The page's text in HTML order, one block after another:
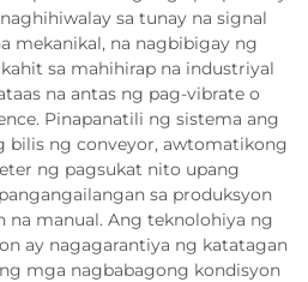
sa tunay na signal
mekanikal, na nagbibigay ng
sa mahihirap na industriyal
na antas ng pag-vibrate o
Pinapanatili ng sistema ang
bilis ng conveyor, awtomatikong
ng pagsukat nito upang
sa produksyon
na manual. Ang teknolohiya ng
ay nagagarantiya ng katatagan
mga nagbabagong kondisyon